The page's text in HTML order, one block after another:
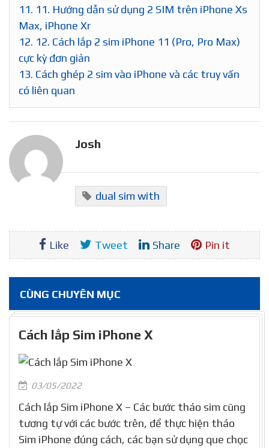
11. 11. Hướng dẫn sử dụng 2 SIM trên iPhone Xs
Max, iPhone Xr
12. 12. Cách lắp 2 sim iPhone 11 (Pro, Pro Max)
cực kỳ đơn giản
13. Cách ghép 2 sim vào iPhone và các truy vấn
có liên quan
Josh
dual sim with
Like Tweet Share Pin it
CÙNG CHUYÊN MỤC
Cách lắp Sim iPhone X
03/05/2022
Cách lắp Sim iPhone X – Các bước tháo sim cũng
tương tự với các bước trên, để thực hiện tháo
Sim iPhone đúng cách, các bạn sử dụng que chọc